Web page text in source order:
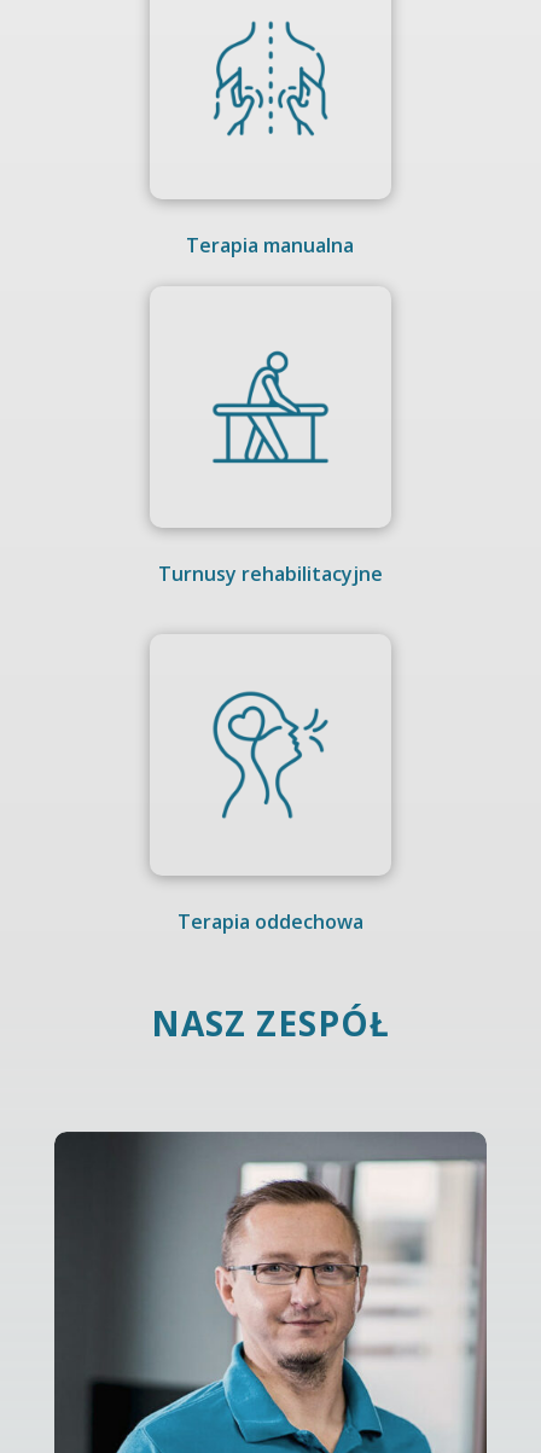
Terapia manualna
Turnusy rehabilitacyjne
Terapia oddechowa
NASZ ZESPÓŁ